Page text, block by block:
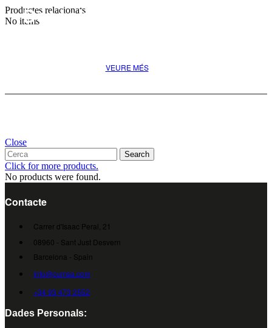
Productes relacionats
No itemsDescobreix la millor opció
VEURE MÉS
Close
Search
Click for more products.
No products were found.
Contacte
Carrer d'Isaac Peral, 21
08960 - Sant Just Desvern
Barcelona - Spain
info@cumsa.com
+34 93 473 2552
Dades Personals: